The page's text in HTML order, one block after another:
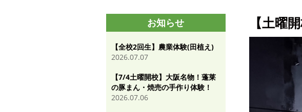
【土曜
お知らせ
【全校2回生】農業体験(田植え)
2026.07.07
【7/4土曜開校】大阪名物！蓬莱
の豚まん・焼売の手作り体験！
2026.07.06